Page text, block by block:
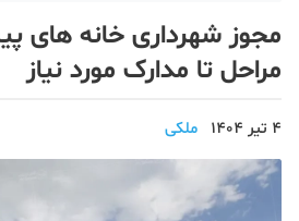
اخبار مسکن
تحلیل مسکن
دکوراسیون
مجوز شهرداری خانه های
مراحل تا مدارک مورد نیاز
4 تیر 1404 ملکی